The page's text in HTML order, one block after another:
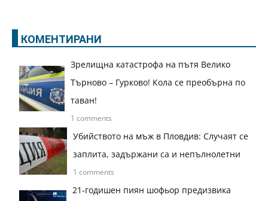
КОМЕНТИРАНИ
Зрелищна катастрофа на пътя Велико
Търново – Гурково! Кола се преобърна по
таван!
1 comments
Убийството на мъж в Пловдив: Случаят се
заплита, задържани са и непълнолетни
1 comments
21-годишен пиян шофьор предизвика